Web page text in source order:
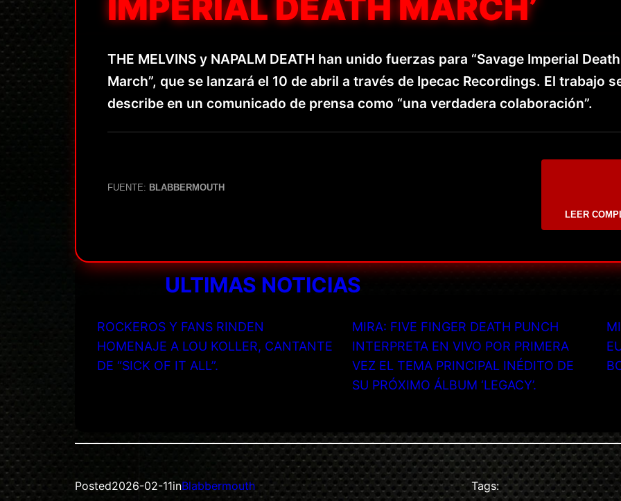
THE MELVINS y NAPALM DEATH han unido fuerzas para “Savage Imperial Death
March”, que se lanzará el 10 de abril a través de Ipecac Recordings. El trabajo
describe en un comunicado de prensa como “una verdadera colaboración”.
FUENTE: BLABBERMOUTH
LEER
ULTIMAS NOTICIAS
ROCKEROS Y FANS RINDEN
HOMENAJE A LOU KOLLER, CANTANTE
DE “SICK OF IT ALL”.
MIRA: FIVE FINGER DEATH PUNCH
INTERPRETA EN VIVO POR PRIMERA
VEZ EL TEMA PRINCIPAL INÉDITO DE
SU PRÓXIMO ÁLBUM ‘LEGACY’.
Posted2026-02-11inBlabbermouth Tags: